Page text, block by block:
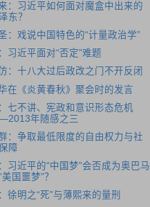
：习近平如何面对魔盒中出来的
东？
：戏说中国特色的“计量政治学”
习近平面对“否定”难题
：十八大过后政改之门不开反闭
在《炎黄春秋》聚会时的发言
七不讲、宪政和意识形态危机
年随感之三
：争取最低限度的自由权力与社
障
习近平的“中国梦”会否成为奥巴马
美国噩梦”？
徐明之“死”与薄熙来的量刑